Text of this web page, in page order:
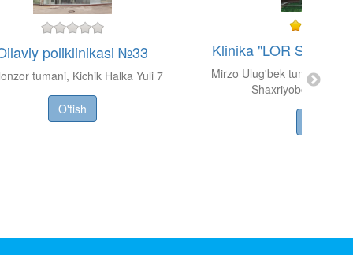
poliklinikasi №33
tumani, Kichik Halka Yuli 7
O'tish
Klinika "LOR STOM
Mirzo Ulug'bek tumani,
Shaxriyobod, 18-